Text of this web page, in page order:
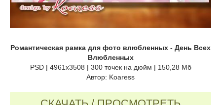
Романтическая рамка для фото влюбленных - День Всех
Влюбленных
PSD | 4961x3508 | 300 точек на дюйм | 150,28 Мб
Автор: Koaress